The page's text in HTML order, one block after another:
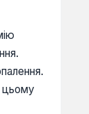
цьому